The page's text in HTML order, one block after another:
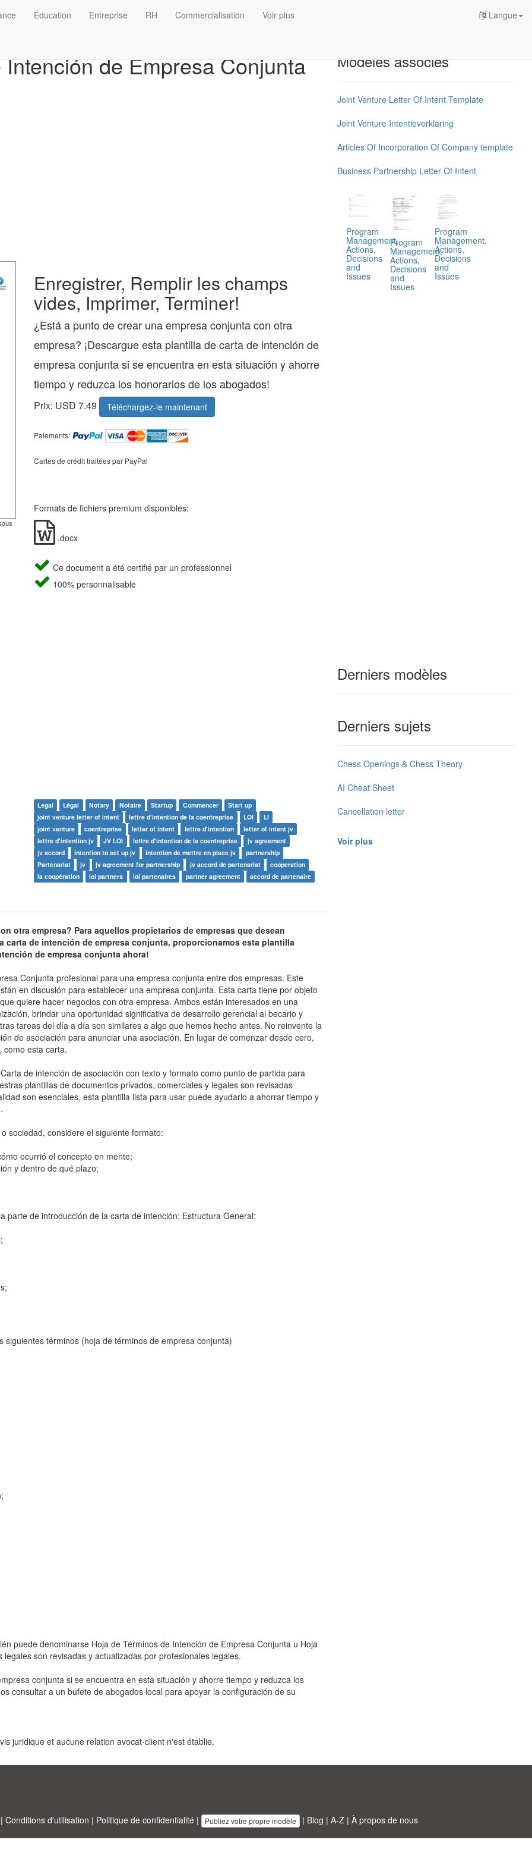
Éducation Entreprise RH Commercialisation Voir plus Langue
de Empresa Conjunta
Enregistrer, Remplir les champs
vides, Imprimer, Terminer!
¿Está a punto de crear una empresa conjunta con otra
empresa? ¡Descargue esta plantilla de carta de intención de
empresa conjunta si se encuentra en esta situación y ahorre
tiempo y reduzca los honorarios de los abogados!
Prix: USD 7.49 Téléchargez-le maintenant
Paiements:
Cartes de crédit traitées par PayPal
Formats de fichiers premium disponibles:
.docx
Ce document a été certifié par un professionnel
100% personnalisable
Legal Légal Notary Notaire Startup Commencer
Start up
joint venture letter of intent
lettre d'intention de la coentreprise LOI
LI
joint venture
coentreprise letter of intent lettre d'intention
letter of intent jv
lettre d'intention jv
JV LOI lettre d'intention de la coentreprise
jv agreement
jv accord
intention to set up jv intention de mettre en place jv
partnership
Partenariat
jv jv agreement for partnership jv accord de partenariat
cooperation
la coopération
loi partners loi partenaires partner agreement accord de partenaire
otra empresa? Para aquellos propietarios de empresas que desean
carta de intención de empresa conjunta, proporcionamos esta plantilla
de empresa conjunta ahora!
Conjunta profesional para una empresa conjunta entre dos empresas. Este
en discusión para establecer una empresa conjunta. Esta carta tiene por objeto
quiere hacer negocios con otra empresa. Ambos están interesados en una
brindar una oportunidad significativa de desarrollo gerencial al becario y
tareas del día a día son similares a algo que hemos hecho antes. No reinvente la
de asociación para anunciar una asociación. En lugar de comenzar desde cero,
como esta carta.
de intención de asociación con texto y formato como punto de partida para
plantillas de documentos privados, comerciales y legales son revisadas
son esenciales, esta plantilla lista para usar puede ayudarlo a ahorrar tiempo y
sociedad, considere el siguiente formato:
ocurrió el concepto en mente;
y dentro de qué plazo;
parte de introducción de la carta de intención: Estructura General;
términos (hoja de términos de empresa conjunta)
puede denominarse Hoja de Términos de Intención de Empresa Conjunta u Hoja
son revisadas y actualizadas por profesionales legales.
conjunta si se encuentra en esta situación y ahorre tiempo y reduzca los
consultar a un bufete de abogados local para apoyar la configuración de su
juridique et aucune relation avocat-client n'est établie.
Modèles associés
Joint Venture Letter Of Intent Template
Joint Venture Intentieverklaring
Articles Of Incorporation Of Company template
Business Partnership Letter Of Intent
Program
Management,
Actions,
Decisions
and
Issues
Program
Management,
Actions,
Decisions
and
Issues
Program
Management,
Actions,
Decisions
and
Issues
Derniers modèles
Derniers sujets
Chess Openings & Chess Theory
AI Cheat Sheet
Cancellation letter
Voir plus
Conditions d'utilisation | Politique de confidentialité| Publiez votre propre modèle | Blog | A-Z| À propos de nous